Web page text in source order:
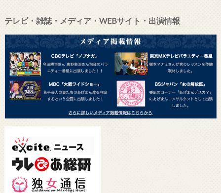
テレビ・雑誌・メディア・WEBサイト・出演情報